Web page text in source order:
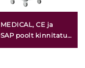
CE ja
poolt kinnitatud